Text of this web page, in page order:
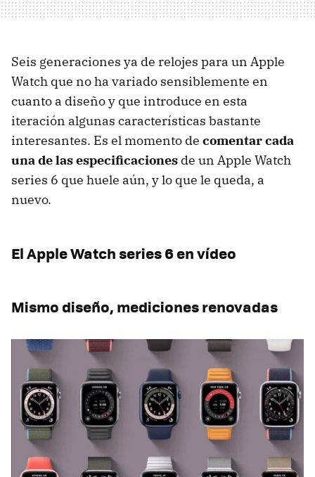
Seis generaciones ya de relojes para un Apple
Watch que no ha variado sensiblemente en
cuanto a diseño y que introduce en esta
iteración algunas características bastante
interesantes. Es el momento de comentar cada
una de las especificaciones de un Apple Watch
series 6 que huele aún, y lo que le queda, a
nuevo.
El Apple Watch series 6 en vídeo
Mismo diseño, mediciones renovadas